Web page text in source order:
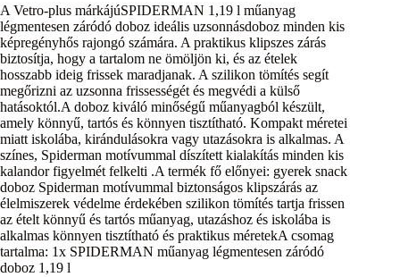
A Vetro-plus márkájúSPIDERMAN 1,19 l műanyag
légmentesen záródó doboz ideális uzsonnásdoboz minden kis
képregényhős rajongó számára. A praktikus klipszes zárás
biztosítja, hogy a tartalom ne ömöljön ki, és az ételek
hosszabb ideig frissek maradjanak. A szilikon tömítés segít
megőrizni az uzsonna frissességét és megvédi a külső
hatásoktól.A doboz kiváló minőségű műanyagból készült,
amely könnyű, tartós és könnyen tisztítható. Kompakt méretei
miatt iskolába, kirándulásokra vagy utazásokra is alkalmas. A
színes, Spiderman motívummal díszített kialakítás minden kis
kalandor figyelmét felkelti .A termék fő előnyei: gyerek snack
doboz Spiderman motívummal biztonságos klipszárás az
élelmiszerek védelme érdekében szilikon tömítés tartja frissen
az ételt könnyű és tartós műanyag, utazáshoz és iskolába is
alkalmas könnyen tisztítható és praktikus méretekA csomag
tartalma: 1x SPIDERMAN műanyag légmentesen záródó
doboz 1,19 l